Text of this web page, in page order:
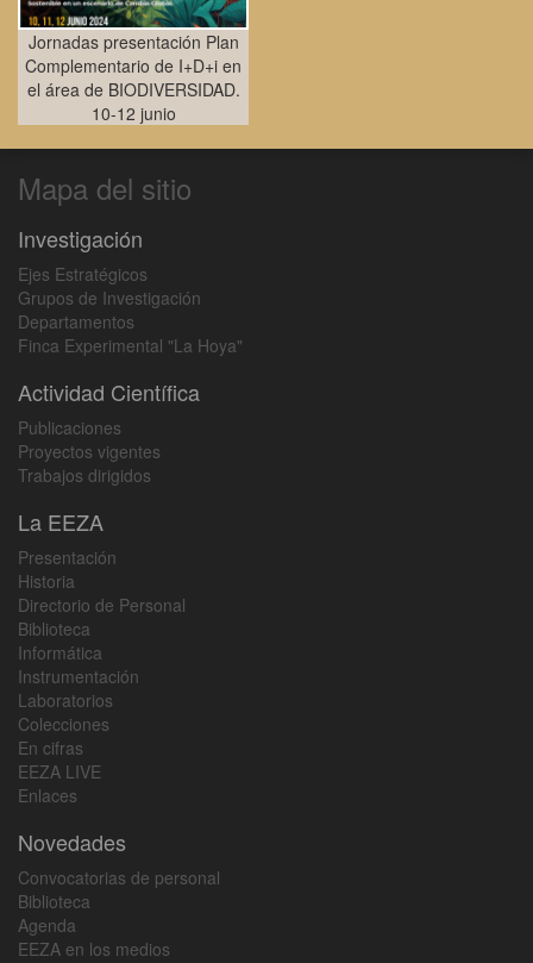
Jornadas presentación Plan
Complementario de I+D+i en
el área de BIODIVERSIDAD.
10-12 junio
Mapa del sitio
Investigación
Ejes Estratégicos
Grupos de Investigación
Departamentos
Finca Experimental "La Hoya"
Actividad Científica
Publicaciones
Proyectos vigentes
Trabajos dirigidos
La EEZA
Presentación
Historia
Directorio de Personal
Biblioteca
Informática
Instrumentación
Laboratorios
Colecciones
En cifras
EEZA LIVE
Enlaces
Novedades
Convocatorias de personal
Biblioteca
Agenda
EEZA en los medios